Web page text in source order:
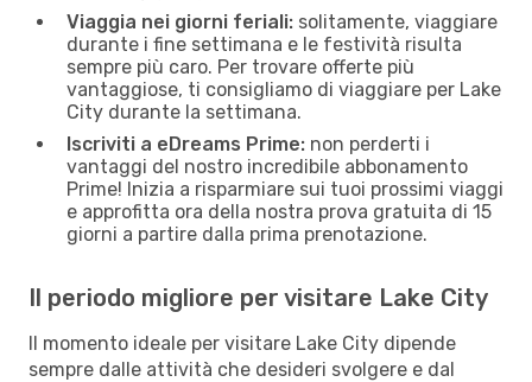
Viaggia nei giorni feriali: solitamente, viaggiare
durante i fine settimana e le festività risulta
sempre più caro. Per trovare offerte più
vantaggiose, ti consigliamo di viaggiare per Lake
City durante la settimana.
Iscriviti a eDreams Prime: non perderti i
vantaggi del nostro incredibile abbonamento
Prime! Inizia a risparmiare sui tuoi prossimi viaggi
e approfitta ora della nostra prova gratuita di 15
giorni a partire dalla prima prenotazione.
Il periodo migliore per visitare Lake City
Il momento ideale per visitare Lake City dipende
sempre dalle attività che desideri svolgere e dal